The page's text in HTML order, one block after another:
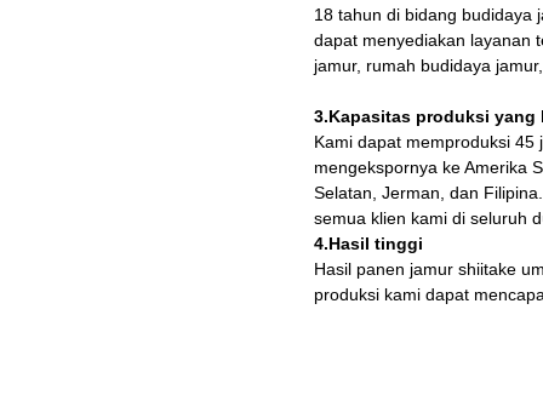
18 tahun di bidang budidaya
dapat menyediakan layanan
jamur, rumah budidaya
3.Kapasitas produksi yang
Kami dapat memproduksi
mengekspornya ke Amerika
Selatan, Jerman, dan
semua klien kami di seluruh
4.Hasil tinggi
Hasil panen jamur shiitake
produksi kami dapat